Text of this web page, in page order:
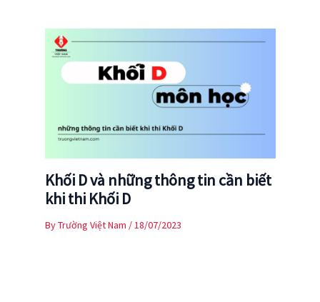
Khối D và những thông tin cần biết
khi thi Khối D
ByTrường Việt Nam /18/07/2023